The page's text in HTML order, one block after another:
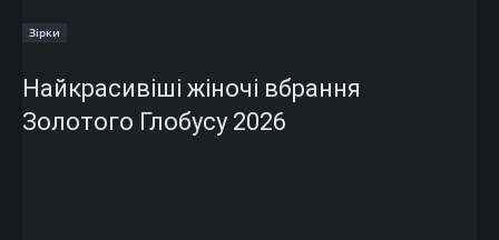
Зірки
Найкрасивіші жіночі вбрання
Золотого Глобусу 2026